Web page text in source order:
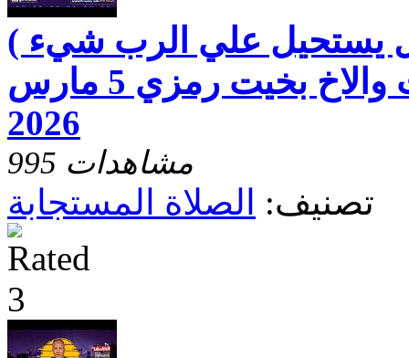
يستحيل علي الرب شيء )
مع الاخت رفقه بخيت والاخ بخيت رمزي 5 مارس
2026
995 مشاهدات
تصنيف: الصلاة المستجابة